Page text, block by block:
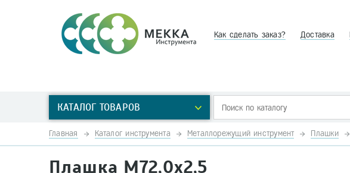
Как сделать заказ? Доставка
КАТАЛОГ ТОВАРОВ
Главная Каталог инструмента Металлорежущий инструмент Плашки
Плашка М72,0х2,5